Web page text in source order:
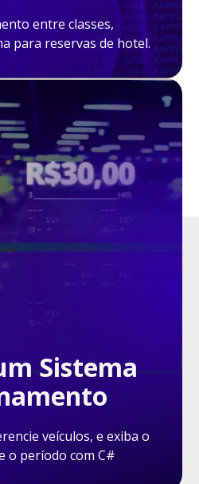
entre classes,
para reservas de hotel.
Sistema
veículos, e exiba o
o período com C#